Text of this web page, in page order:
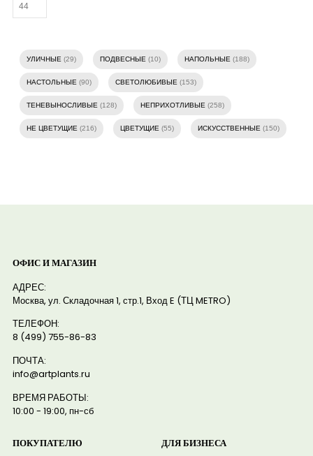
УЛИЧНЫЕ(29) ПОДВЕСНЫЕ(10) НАПОЛЬНЫЕ(188)
НАСТОЛЬНЫЕ(90) СВЕТОЛЮБИВЫЕ(153)
ТЕНЕВЫНОСЛИВЫЕ(128) НЕПРИХОТЛИВЫЕ(258)
НЕ ЦВЕТУЩИЕ(216) ЦВЕТУЩИЕ(55) ИСКУССТВЕННЫЕ(150)
ОФИС И МАГАЗИН
АДРЕС:
Москва, ул. Складочная 1, стр.1, Вход E (ТЦ METRO)
ТЕЛЕФОН:
8 (499) 755-86-83
ПОЧТА:
info@artplants.ru
ВРЕМЯ РАБОТЫ:
10:00 - 19:00, пн-сб
ПОКУПАТЕЛЮ ДЛЯ БИЗНЕСА